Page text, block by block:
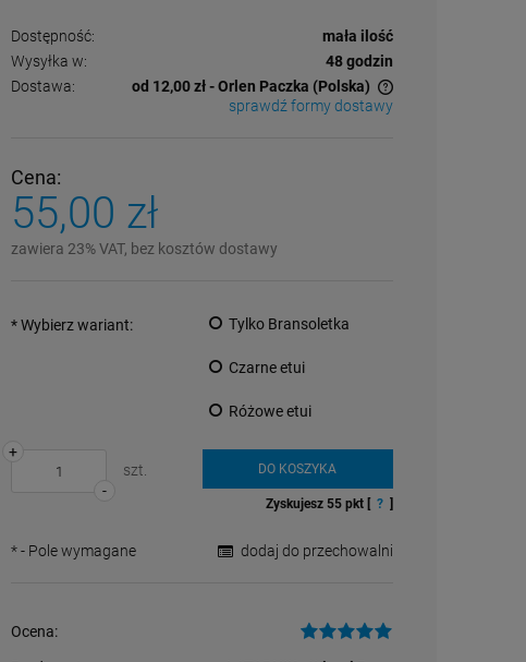
Dostępność:
mała ilość
Wysyłka w:
48 godzin
Dostawa:
od 12,00 zł- Orlen Paczka (Polska)
sprawdź formy dostawy
Cena:
55,00 zł
zawiera 23% VAT, bez kosztów dostawy
*Wybierz wariant: Tylko Bransoletka
Czarne etui
Różowe etui
-
+
szt.
DO KOSZYKA
Zyskujesz 55pkt [ ? ]
dodaj do przechowalni
*- Pole wymagane
Ocena: